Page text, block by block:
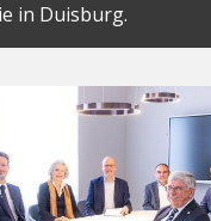
in Duisburg.